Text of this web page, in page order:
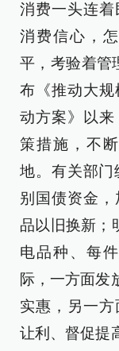
消费一头连
消费信心，
平，考验着管
布《推动大
动方案》以
策措施，不
地。有关部门
别国债资金
品以旧换新；
电品种、每
际，一方面发
实惠，另一
让利、督促提